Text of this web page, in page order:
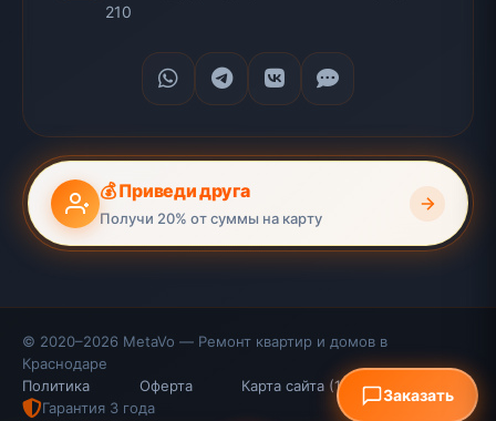
210
💰 Приведи друга
Получи 20% от суммы на карту
© 2020–2026 MetaVo — Ремонт квартир и домов в
Краснодаре
Политика
Оферта Карта сайта (110 стр.)
FAQ
Гарантия 3 года
Заказать